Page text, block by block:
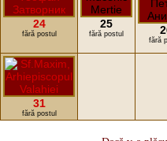
24
fără postul
25
fără postul
fără
31
fără postul